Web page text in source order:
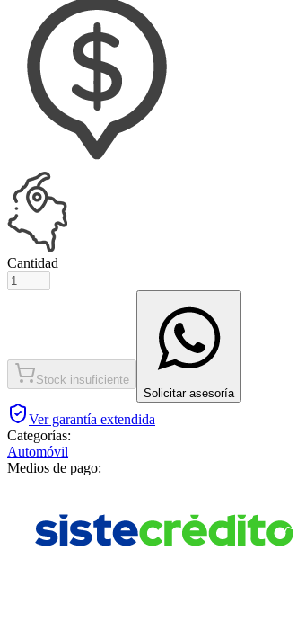
Cantidad
Stock insuficiente
Solicitar asesoría
Ver garantía extendida
Categorías:
Automóvil
Medios de pago: